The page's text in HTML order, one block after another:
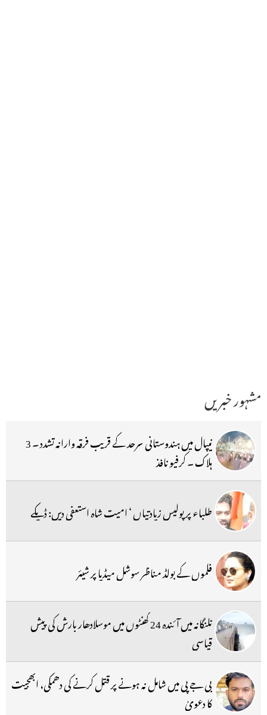
مشہور خبریں
نیپال میں ہندوستانی سرحد کے قریب فرقہ وارانہ تشدد ۔ 3
ہلاک ۔ کرفیو نافذ
طلباء پر پولیس زیادتیاں ‘ امیت شاہ استعفی دیں: ڈپکے
فلموں کے بولڈ مناظر سوشل میڈیا پر شیئر
تلنگانہ میں آئندہ 24 گھنٹوں میں موسلادھار بارش کی پیش
قیاسی
بی جے پی میں شامل نہ ہونے پر قتل کرنے کی دھمکی، ابھجیت
کا دعویٰ